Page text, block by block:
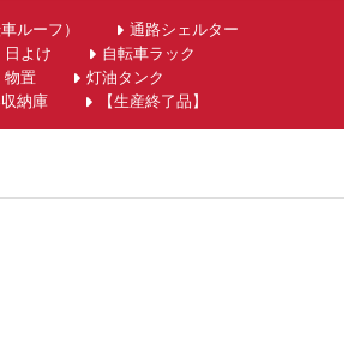
ルーフ）
通路シェルター
日よけ
自転車ラック
物置
灯油タンク
納庫
【生産終了品】